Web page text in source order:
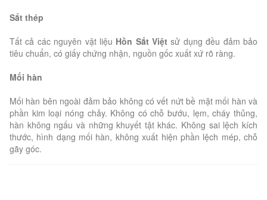
Sắt thép
Tất cả các nguyên vật liệu Hồn Sắt Việt sử dụng đều đảm bảo
tiêu chuẩn, có giấy chứng nhận, nguồn gốc xuất xứ rõ ràng.
Mối hàn
Mối hàn bên ngoài đảm bảo không có vết nứt bề mặt mối hàn và
phần kim loại nóng chảy. Không có chỗ bướu, lẹm, cháy thủng,
hàn không ngấu và những khuyết tật khác. Không sai lệch kích
thước, hình dạng mối hàn, không xuất hiện phần lệch mép, chỗ
gãy góc.